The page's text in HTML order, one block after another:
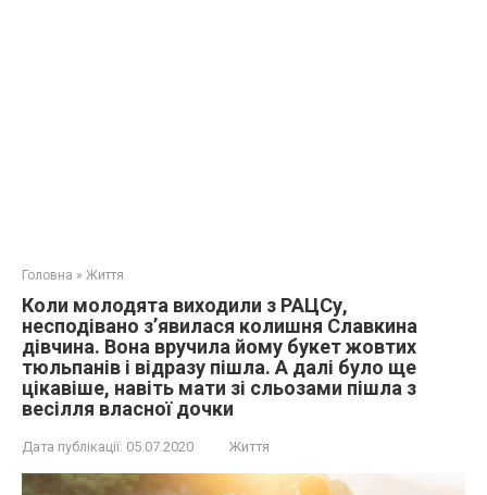
Головна » Життя
Коли молодята виходили з РАЦСу,
несподівано з’явилася колишня Славкина
дівчина. Вона вручила йому букет жовтих
тюльпанів і відразу пішла. А далі було ще
цікавіше, навіть мати зі сльозами пішла з
весілля власної дочки
Дата публікації: 05.07.2020 Життя